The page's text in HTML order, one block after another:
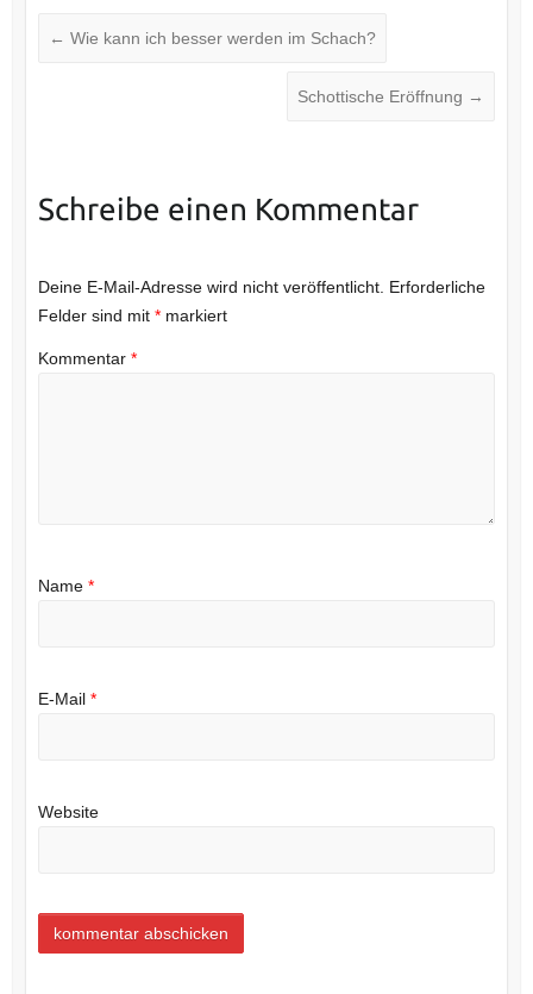
← Wie kann ich besser werden im Schach?
Schottische Eröffnung →
Schreibe einen Kommentar
Deine E-Mail-Adresse wird nicht veröffentlicht. Erforderliche
Felder sind mit *markiert
Kommentar *
Name *
E-Mail *
Website